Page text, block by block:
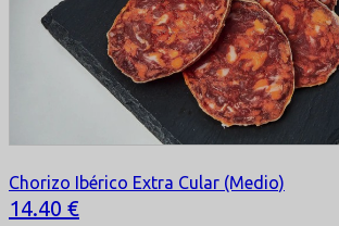
Selecciona tu opción
Chorizo Ibérico Extra Cular (Medio)
14.40 €